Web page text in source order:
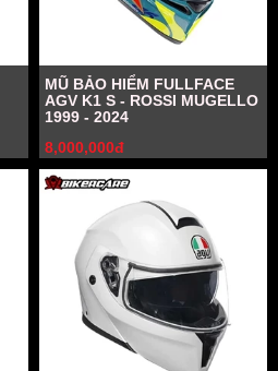
MŨ BẢO HIỂM FULLFACE
AGV K1 S - ROSSI MUGELLO
1999 - 2024
8,000,000đ